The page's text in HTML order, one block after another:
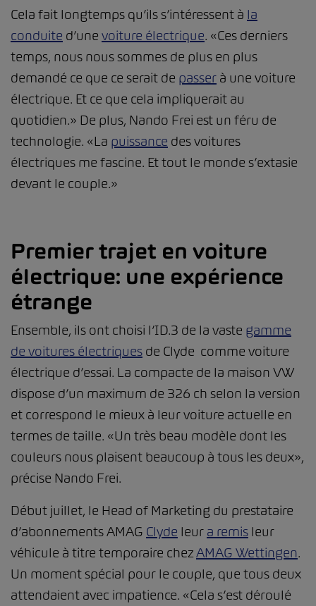
Cela fait longtemps qu’ils s’intéressent à la
conduite d’une voiture électrique. «Ces derniers
temps, nous nous sommes de plus en plus
demandé ce que ce serait de passer à une voiture
électrique. Et ce que cela impliquerait au
quotidien.» De plus, Nando Frei est un féru de
technologie. «La puissance des voitures
électriques me fascine. Et tout le monde s’extasie
devant le couple.»
Premier trajet en voiture
électrique: une expérience
étrange
Ensemble, ils ont choisi l’ID.3 de la vaste gamme
de voitures électriques de Clyde comme voiture
électrique d’essai. La compacte de la maison VW
dispose d’un maximum de 326 ch selon la version
et correspond le mieux à leur voiture actuelle en
termes de taille. «Un très beau modèle dont les
couleurs nous plaisent beaucoup à tous les deux»,
précise Nando Frei.
Début juillet, le Head of Marketing du prestataire
d’abonnements AMAG Clyde leur a remis leur
véhicule à titre temporaire chezAMAG Wettingen.
Un moment spécial pour le couple, que tous deux
attendaient avec impatience. «Cela s’est déroulé